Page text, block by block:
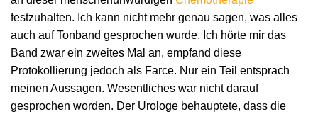
festzuhalten. Ich kann nicht mehr genau sagen, was alles
auch auf Tonband gesprochen wurde. Ich hörte mir das
Band zwar ein zweites Mal an, empfand diese
Protokollierung jedoch als Farce. Nur ein Teil entsprach
meinen Aussagen. Wesentliches war nicht darauf
gesprochen worden. Der Urologe behauptete, dass die